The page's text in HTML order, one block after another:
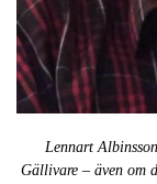
Lennart
Gällivare – även om